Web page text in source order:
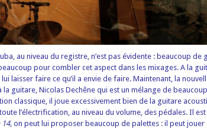
au niveau du registre, n’est pas évidente : beaucoup de
pour combler cet aspect dans les mixages. A la
laisser faire ce qu’il a envie de faire. Maintenant, la
la guitare, Nicolas Dechêne qui est un mélange de
classique, il joue excessivement bien de la guitare
l’électrification, au niveau du volume, des pédales. Il
14,on peut lui proposer beaucoup de palettes : il peut jouer